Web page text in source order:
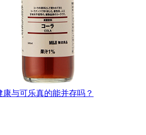
与可乐真的能并存吗？